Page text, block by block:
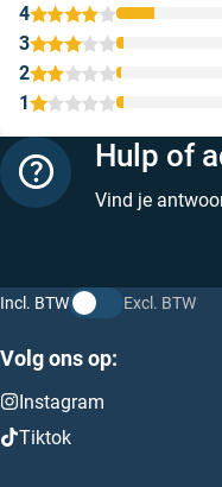
1
2
3
4
Hulp of
Vind je
Incl. BTW Excl. BTW
Volg ons op:
Instagram
Tiktok